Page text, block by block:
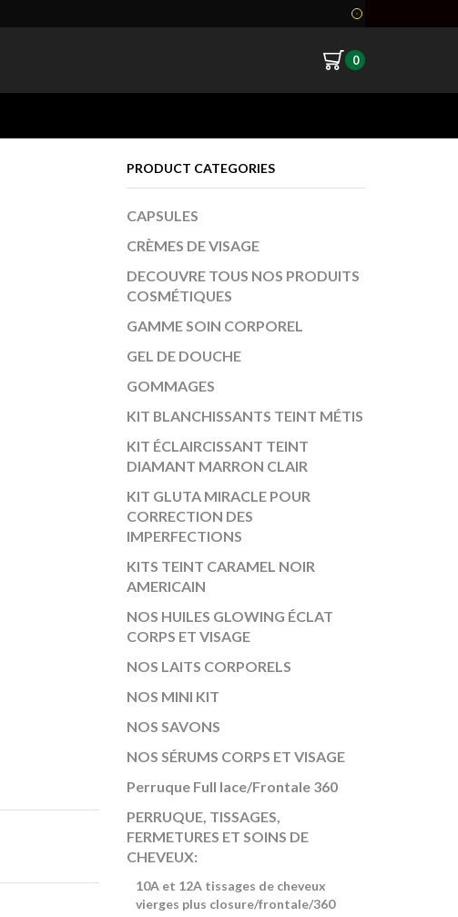
0
PRODUCT CATEGORIES
CAPSULES
CRÈMES DE VISAGE
DECOUVRE TOUS NOS PRODUITS
COSMÉTIQUES
GAMME SOIN CORPOREL
GEL DE DOUCHE
GOMMAGES
KIT BLANCHISSANTS TEINT MÉTIS
KIT ÉCLAIRCISSANT TEINT
DIAMANT MARRON CLAIR
KIT GLUTA MIRACLE POUR
CORRECTION DES
IMPERFECTIONS
KITS TEINT CARAMEL NOIR
AMERICAIN
NOS HUILES GLOWING ÉCLAT
CORPS ET VISAGE
NOS LAITS CORPORELS
NOS MINI KIT
NOS SAVONS
NOS SÉRUMS CORPS ET VISAGE
Perruque Full lace/Frontale 360
PERRUQUE, TISSAGES,
FERMETURES ET SOINS DE
CHEVEUX:
10A et 12A tissages de cheveux
vierges plus closure/frontale/360